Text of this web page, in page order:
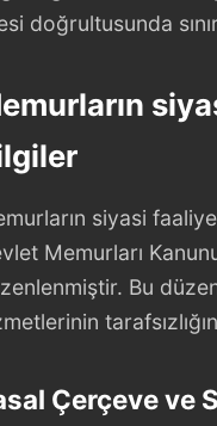
doğrultusunda
siyasi
Memurları
Bu
Çerçeve ve